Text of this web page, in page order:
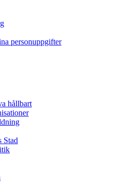
personuppgifter
hållbart
Stad